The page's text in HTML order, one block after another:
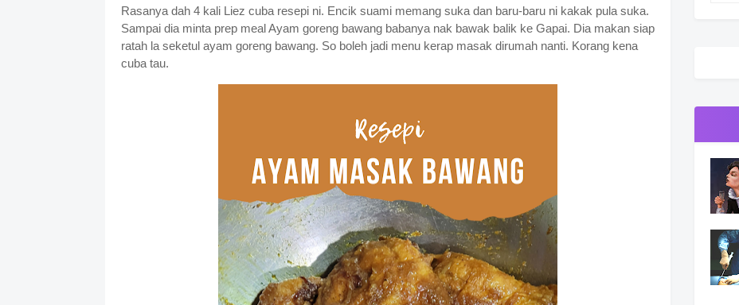
Rasanya dah 4 kali Liez cuba resepi ni. Encik suami memang suka dan baru-baru ni kakak pula suka.
Sampai dia minta prep meal Ayam goreng bawang babanya nak bawak balik ke Gapai. Dia makan siap
ratah la seketul ayam goreng bawang. So boleh jadi menu kerap masak dirumah nanti. Korang kena
cuba tau.